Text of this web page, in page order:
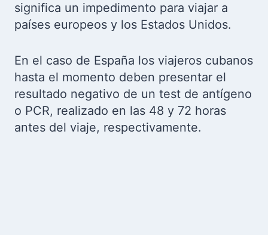
significa un impedimento para viajar a
países europeos y los Estados Unidos.
En el caso de España los viajeros cubanos
hasta el momento deben presentar el
resultado negativo de un test de antígeno
o PCR, realizado en las 48 y 72 horas
antes del viaje, respectivamente.